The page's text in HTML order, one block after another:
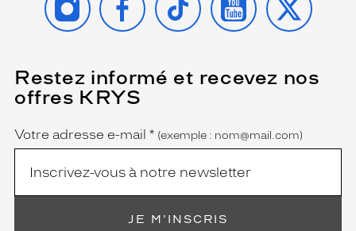
Restez informé et recevez nos
offres KRYS
Name
Votre adresse e-mail *
(Ce
champ
est
(exemple : nom@mail.com)
JE M'INSCRIS